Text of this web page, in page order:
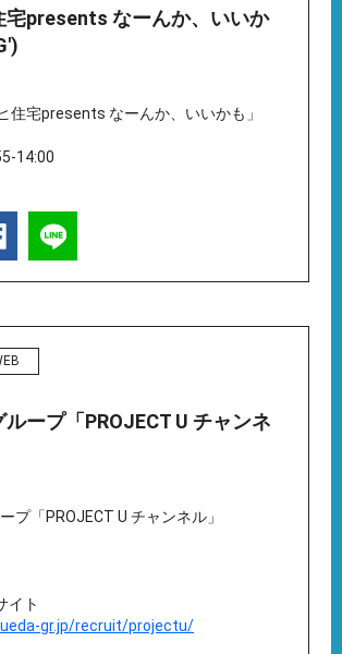
宅presents なーんか、いいか
住宅presents なーんか、いいかも」
14:00
ループ「PROJECT U チャンネ
プ「PROJECT U チャンネル」
イト
gr.jp/recruit/projectu/